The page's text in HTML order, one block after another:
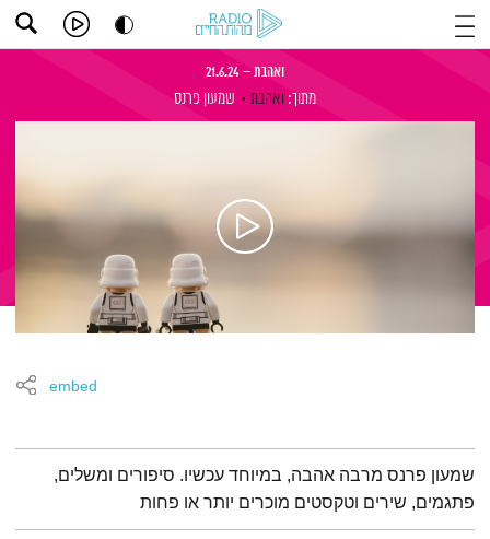
ואהבת – 21.6.24
מתוך: ואהבת שמעון פרנס
embed
תמצית הפודקאסט
שמעון פרנס מרבה אהבה, במיוחד עכשיו. סיפורים ומשלים,
פתגמים, שירים וטקסטים מוכרים יותר או פחות